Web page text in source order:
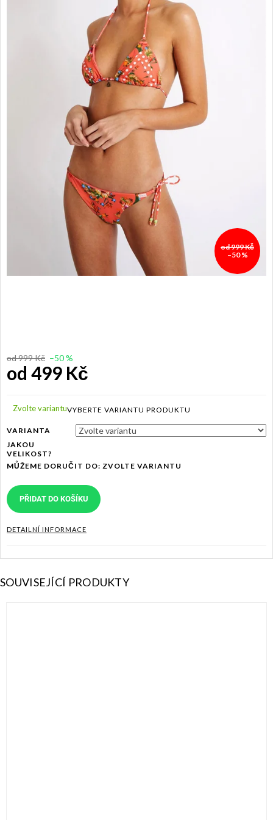
od 999 Kč
–50 %
od 999 Kč –50 %
od 499 Kč
cena:
Zvolte variantu
VARIANTA
JAKOU
VELIKOST?
MŮŽEME DORUČIT DO: ZVOLTE VARIANTU
PŘIDAT DO KOŠÍKU
DETAILNÍ INFORMACE
SOUVISEJÍCÍ PRODUKTY